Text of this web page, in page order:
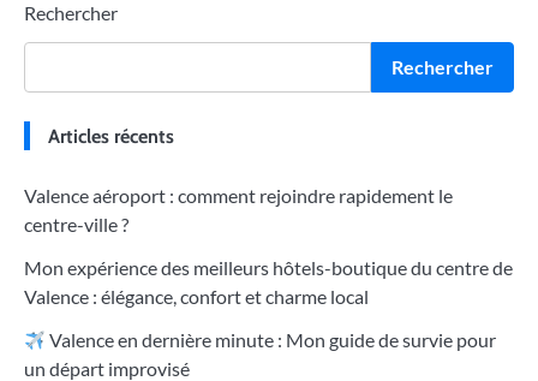
Rechercher
Rechercher
Articles récents
Valence aéroport : comment rejoindre rapidement le
centre-ville ?
Mon expérience des meilleurs hôtels-boutique du centre de
Valence : élégance, confort et charme local
Valence en dernière minute : Mon guide de survie pour
un départ improvisé